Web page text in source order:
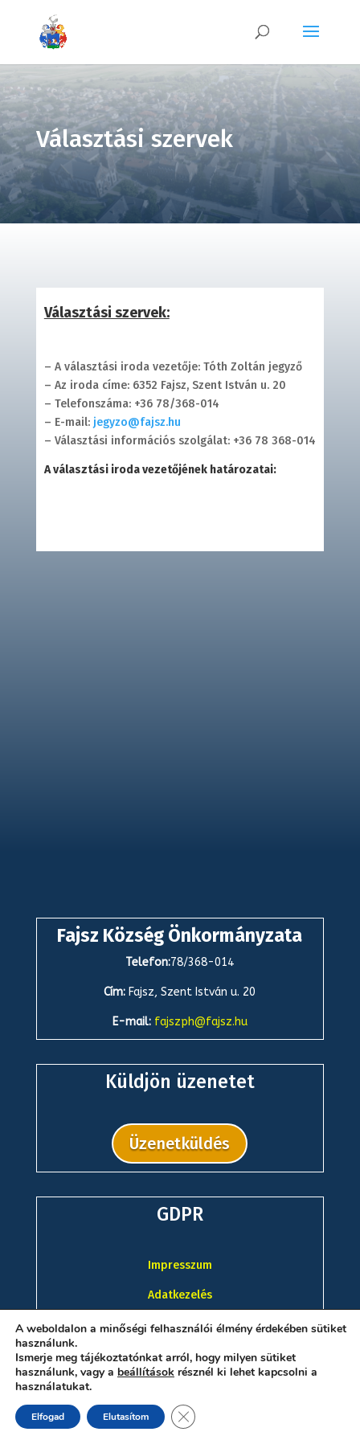
Választási szervek
Választási szervek:
– A választási iroda vezetője: Tóth Zoltán jegyző
– Az iroda címe: 6352 Fajsz, Szent István u. 20
– Telefonszáma: +36 78/368-014
– E-mail: jegyzo@fajsz.hu
– Választási információs szolgálat: +36 78 368-014
A választási iroda vezetőjének határozatai:
Fajsz Község Önkormányzata
Telefon:78/368-014
Cím: Fajsz, Szent István u. 20
E-mail: fajszph@fajsz.hu
Küldjön üzenetet
Üzenetküldés
GDPR
Impresszum
Adatkezelés
A weboldalon a minőségi felhasználói élmény érdekében sütiket
használunk.
Ismerje meg tájékoztatónkat arról, hogy milyen sütiket
használunk, vagy a beállítások résznél ki lehet kapcsolni a
használatukat.
Elfogad Elutasítom Close GDPR Cookie Banner